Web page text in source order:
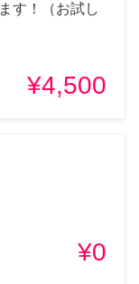
す！（お試し
¥4,500
¥0